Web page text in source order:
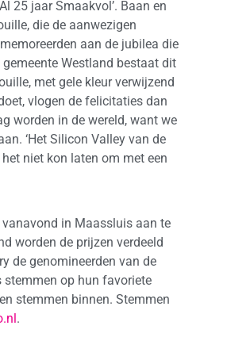
25 jaar Smaakvol’. Baan en
die de aanwezigen
aan de jubilea die
gemeente Westland bestaat dit
met gele kleur verwijzend
vlogen de felicitaties dan
worden in de wereld, want we
‘Het Silicon Valley van de
niet kon laten om met een
in Maassluis aan te
worden de prijzen verdeeld
de genomineerden van de
stemmen op hun favoriete
stemmen binnen. Stemmen
.